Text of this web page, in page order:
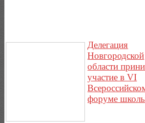
Делегация
Новгородской
области
участие в VI
форуме